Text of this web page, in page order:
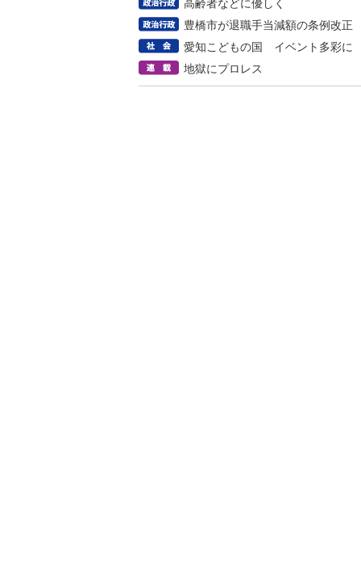
高齢者などに優しく
豊橋市が退職手当減額の条例改正
愛知こどもの国 イベント多彩に
地獄にプロレス